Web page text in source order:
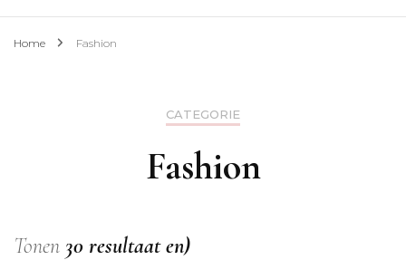
Home Fashion
CATEGORIE
Fashion
Tonen 30 resultaat en)